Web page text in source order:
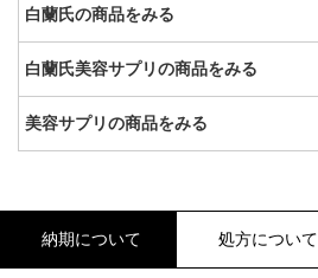
白蘭氏の商品をみる
白蘭氏美容サプリの商品をみる
美容サプリの商品をみる
納期について 処方について